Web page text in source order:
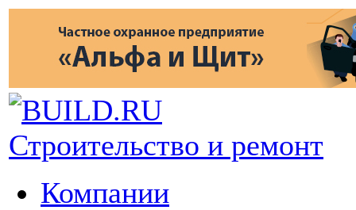
Строительство и ремонт
Компании